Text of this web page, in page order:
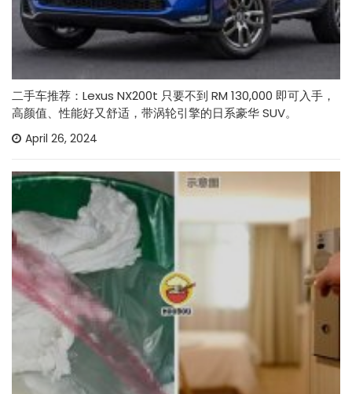
二手车推荐：Lexus NX200t 只要不到 RM 130,000 即可入手，
高颜值、性能好又舒适，带涡轮引擎的日系豪华 SUV。
April 26, 2024